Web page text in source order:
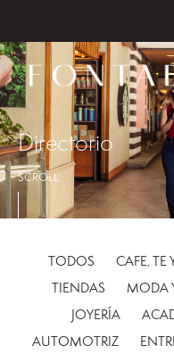
Directorio
SCROLL
TODOS CAFE, TE
TIENDAS
MODA
JOYERÍA
AUTOMOTRIZ